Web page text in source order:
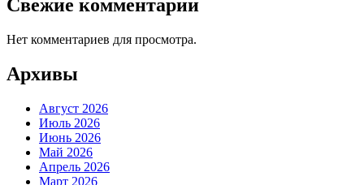
Свежие комментарии
Нет комментариев для просмотра.
Архивы
Август 2026
Июль 2026
Июнь 2026
Май 2026
Апрель 2026
Март 2026